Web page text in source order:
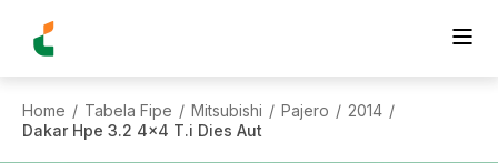
Home / Tabela Fipe / Mitsubishi / Pajero / 2014 /
Dakar Hpe 3.2 4x4 T.i Dies Aut